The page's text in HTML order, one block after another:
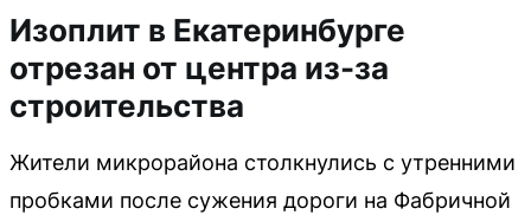
Изоплит в Екатеринбурге
отрезан от центра из-за
строительства
Жители микрорайона столкнулись с утренними
пробками после сужения дороги на Фабричной